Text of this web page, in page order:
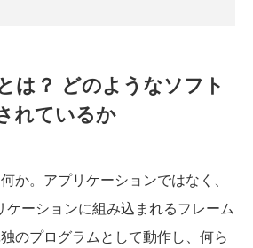
は？ どのようなソフト
れているか
か。アプリケーションではなく、
ケーションに組み込まれるフレーム
のプログラムとして動作し、何ら